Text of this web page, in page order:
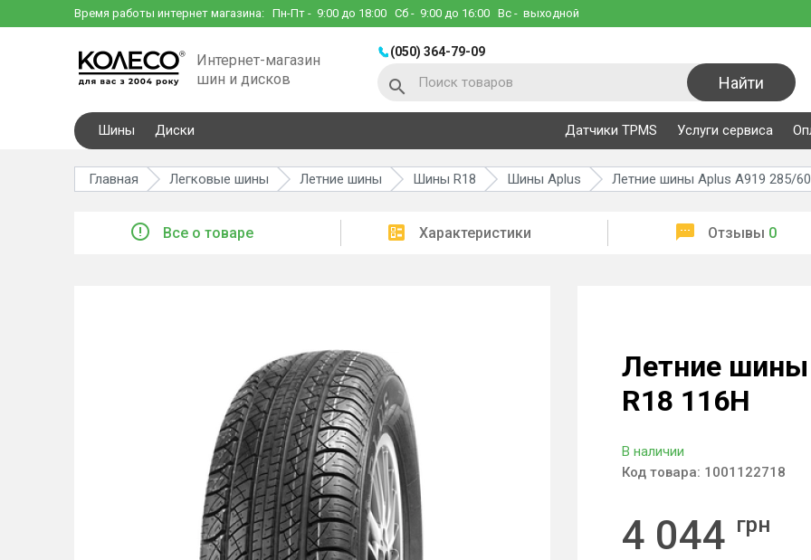
Время работы интернет магазина: Пн-Пт - 9:00 до 18:00 Сб - 9:00 до 16:00 Вс - выходной
Интернет-магазин
шин и дисков
(050) 364-79-09
Найти
Шины Диски Датчики TPMS Услуги сервиса
Главная Легковые шины Летние шины Шины R18 Шины Aplus Летние шины Aplus A919 285/
Все о товаре Характеристики Отзывы 0
Летние шины
R18 116H
В наличии
Код товара: 1001122718
4 044 грн